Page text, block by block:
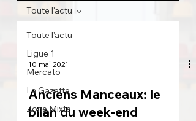
Toute l'actu
Ligue 1
Mercato
La Gazette
Zone Mixte
Toute l'actu
10 mai 2021
Anciens Manceaux: le
bilan du week-end